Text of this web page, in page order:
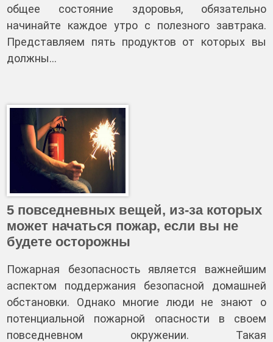
общее состояние здоровья, обязательно
начинайте каждое утро с полезного завтрака.
Представляем пять продуктов от которых вы
должны…
5 повседневных вещей, из-за которых
может начаться пожар, если вы не
будете осторожны
Пожарная безопасность является важнейшим
аспектом поддержания безопасной домашней
обстановки. Однако многие люди не знают о
потенциальной пожарной опасности в своем
повседневном окружении. Такая